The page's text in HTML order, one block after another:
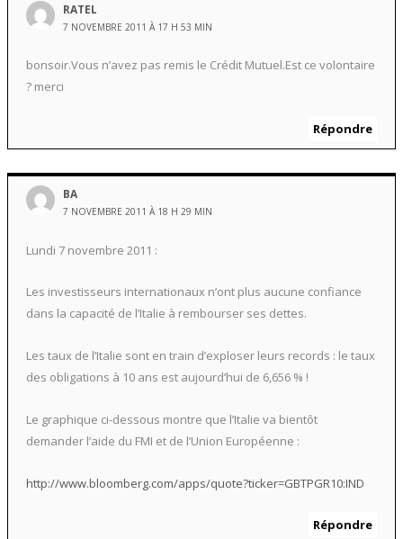
RATEL
7 NOVEMBRE 2011 À 17 H 53 MIN
bonsoir.Vous n’avez pas remis le Crédit Mutuel.Est ce volontaire
? merci
Répondre
BA
7 NOVEMBRE 2011 À 18 H 29 MIN
Lundi 7 novembre 2011 :
Les investisseurs internationaux n’ont plus aucune confiance
dans la capacité de l’Italie à rembourser ses dettes.
Les taux de l’Italie sont en train d’exploser leurs records : le taux
des obligations à 10 ans est aujourd’hui de 6,656 % !
Le graphique ci-dessous montre que l’Italie va bientôt
demander l’aide du FMI et de l’Union Européenne :
http://www.bloomberg.com/apps/quote?ticker=GBTPGR10:IND
Répondre